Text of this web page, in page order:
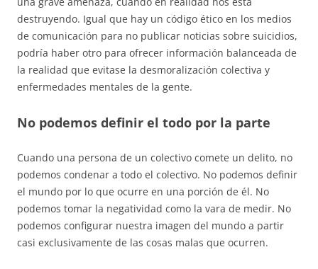
destruyendo. Igual que hay un código ético en los medios
de comunicación para no publicar noticias sobre suicidios,
podría haber otro para ofrecer información balanceada de
la realidad que evitase la desmoralización colectiva y
enfermedades mentales de la gente.
No podemos definir el todo por la parte
Cuando una persona de un colectivo comete un delito, no
podemos condenar a todo el colectivo. No podemos definir
el mundo por lo que ocurre en una porción de él. No
podemos tomar la negatividad como la vara de medir. No
podemos configurar nuestra imagen del mundo a partir
casi exclusivamente de las cosas malas que ocurren.